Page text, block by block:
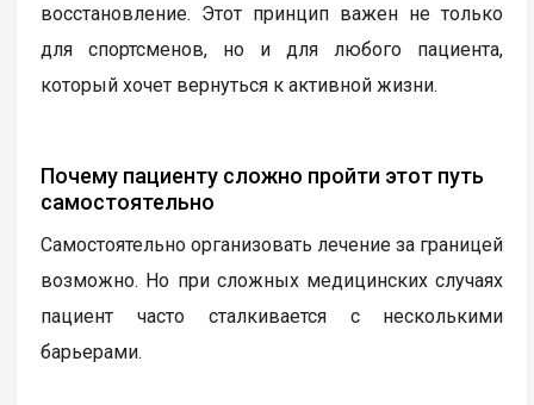
восстановление. Этот принцип важен не только
для спортсменов, но и для любого пациента,
который хочет вернуться к активной жизни.
Почему пациенту сложно пройти этот путь
самостоятельно
Самостоятельно организовать лечение за границей
возможно. Но при сложных медицинских случаях
пациент часто сталкивается с несколькими
барьерами.